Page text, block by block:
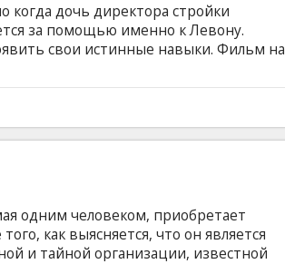
дочь директора стройки
за помощью именно к Левону.
свои истинные навыки. Фильм на
одним человеком, приобретает
как выясняется, что он является
и тайной организации, известной